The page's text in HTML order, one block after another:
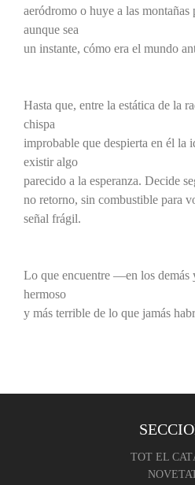
aeródromo o huye a las montañas
aunque sea
un instante, cómo era el mundo
Hasta que, entre la estática de la
chispa
improbable que despierta en él la
existir algo
parecido a la esperanza. Decide
no retorno, sin combustible para
señal frágil.
Lo que encuentre —en los demás
hermoso
y más terrible de lo que jamás
TOT EL